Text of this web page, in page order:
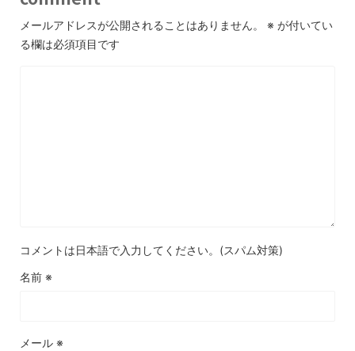
メールアドレスが公開されることはありません。 ※ が付いてい
る欄は必須項目です
コメントは日本語で入力してください。(スパム対策)
名前 ※
メール ※